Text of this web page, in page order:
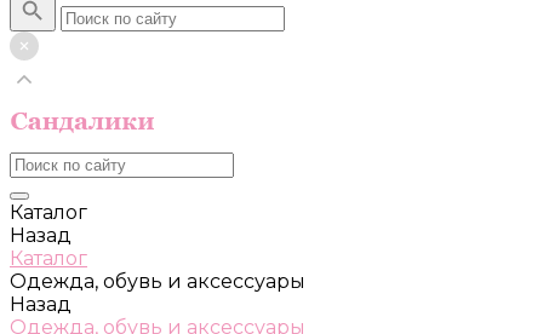
Каталог
Назад
Каталог
Одежда, обувь и аксессуары
Назад
Одежда, обувь и аксессуары